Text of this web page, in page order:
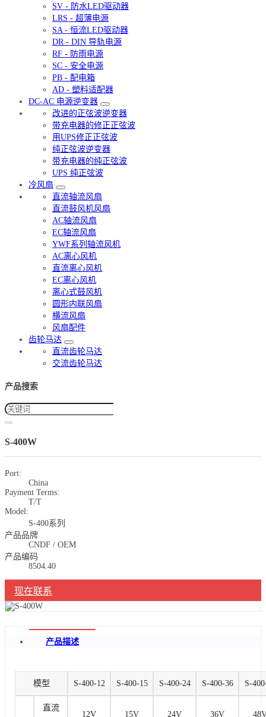
SV - 防水LED驱动器
LRS - 超薄电源
SA - 恒流LED驱动器
DR - DIN 导轨电源
RF - 防雨电源
SC - 安全电源
PB - 配电箱
AD - 塑料适配器
DC-AC 电源逆变器
改进的正弦波逆变器
带充电器的修正正弦波
用UPS修正正弦波
纯正弦波逆变器
带充电器的纯正弦波
UPS 纯正弦波
冷风扇
直流轴流风扇
直流鼓风机风扇
AC轴流风扇
EC轴流风扇
YWF系列轴流风机
AC离心风机
直流离心风机
EC离心风机
离心式鼓风机
圆形内联风扇
横流风扇
风扇配件
齿轮马达
直流齿轮马达
交流齿轮马达
产品搜索
S-400W
Port:
China
Payment Terms:
T/T
Model:
S-400系列
产品品牌
CNDF / OEM
产品编码
8504.40
现在联系
产品描述
模型 S-400-12 S-400-15 S-400-24 S-400-36 S-
直流
12V 15V 24V 36V